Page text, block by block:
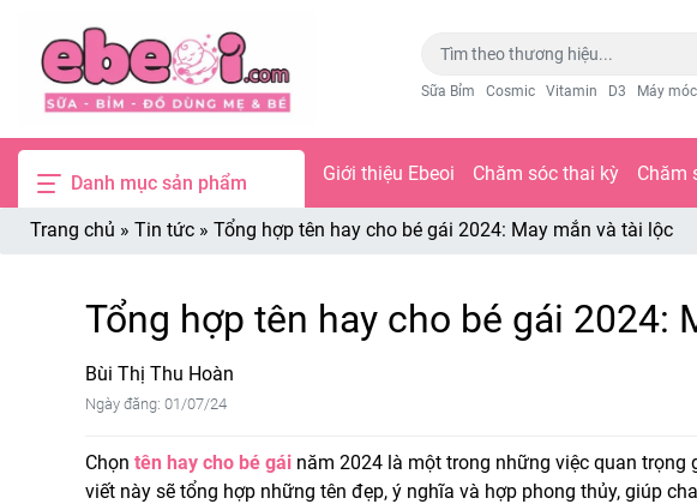
Sữa Bỉm Cosmic Vitamin D3 Máy móc
Danh mục sản phẩm Giới thiệu Ebeoi Chăm sóc thai kỳ Chăm
Trang chủ » Tin tức » Tổng hợp tên hay cho bé gái 2024: May mắn và tài lộc
Tổng hợp tên hay cho bé gái 2024:
Bùi Thị Thu Hoàn
Ngày đăng: 01/07/24
Chọn tên hay cho bé gái năm 2024 là một trong những việc quan
viết này sẽ tổng hợp những tên đẹp, ý nghĩa và hợp phong thủy, giúp